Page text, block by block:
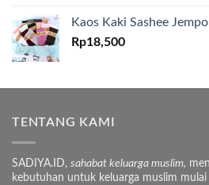
Kaos Kaki Sashee
Rp18,500
TENTANG KAMI
SADIYA.ID, sahabat keluarga muslim,
kebutuhan untuk keluarga muslim